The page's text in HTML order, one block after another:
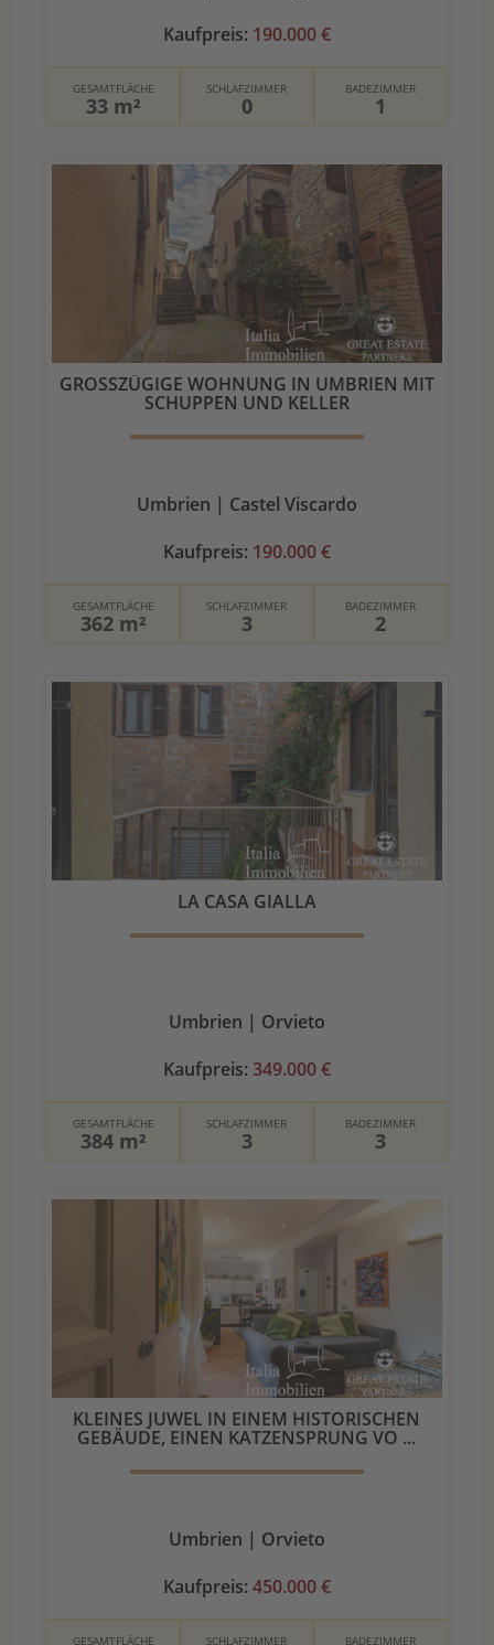
Kaufpreis: 190.000 €
GESAMTFLÄCHE
33 m²
SCHLAFZIMMER
0
BADEZIMMER
1
GROSSZÜGIGE WOHNUNG IN UMBRIEN MIT S
CHUPPEN UND KELLER
Umbrien | Castel Viscardo
Kaufpreis: 190.000 €
GESAMTFLÄCHE
362 m²
SCHLAFZIMMER
3
BADEZIMMER
2
LA CASA GIALLA
Umbrien | Orvieto
Kaufpreis: 349.000 €
GESAMTFLÄCHE
384 m²
SCHLAFZIMMER
3
BADEZIMMER
3
KLEINES JUWEL IN EINEM HISTORISCHEN
GEBÄUDE, EINEN KATZENSPRUNG VO ...
Umbrien | Orvieto
Kaufpreis: 450.000 €
GESAMTFLÄCHE SCHLAFZIMMER BADEZIMMER